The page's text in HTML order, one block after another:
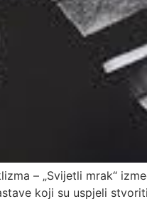
– „Svijetli mrak“
koji su uspjeli